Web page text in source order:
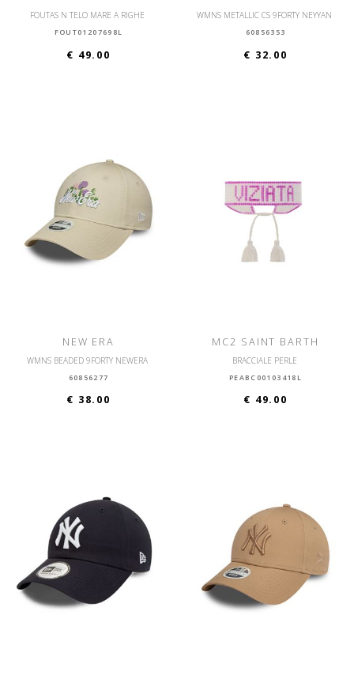
FOUTAS N TELO MARE A RIGHE
FOUT01207698L
€ 49.00
WMNS METALLIC CS 9FORTY NEYYAN
60856353
€ 32.00
NEW ERA
WMNS BEADED 9FORTY NEWERA
60856277
€ 38.00
MC2 SAINT BARTH
BRACCIALE PERLE
PEABC00103418L
€ 49.00